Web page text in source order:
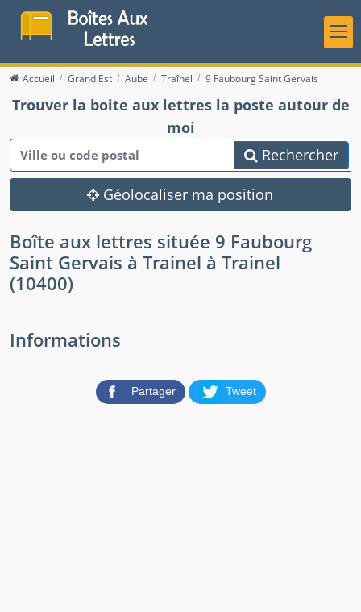
Accueil Grand Est Aube Traînel 9 Faubourg Saint Gervais
Trouver la boite aux lettres la poste autour de
moi
Rechercher
Géolocaliser ma position
Boîte aux lettres située 9 Faubourg
Saint Gervais à Trainel à Trainel
(10400)
Informations
Partager Tweet